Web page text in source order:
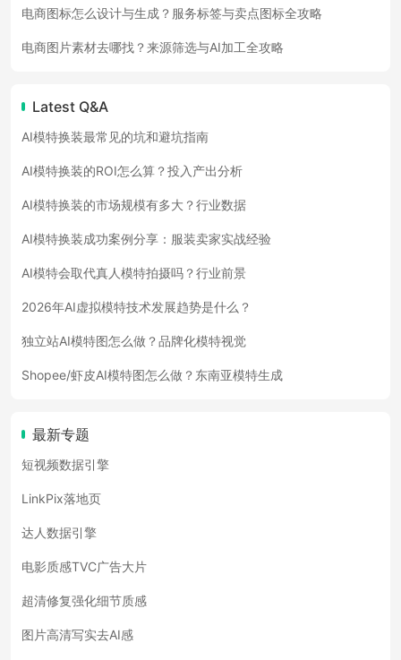
电商图标怎么设计与生成？服务标签与卖点图标全攻略
电商图片素材去哪找？来源筛选与AI加工全攻略
Latest Q&A
AI模特换装最常见的坑和避坑指南
AI模特换装的ROI怎么算？投入产出分析
AI模特换装的市场规模有多大？行业数据
AI模特换装成功案例分享：服装卖家实战经验
AI模特会取代真人模特拍摄吗？行业前景
2026年AI虚拟模特技术发展趋势是什么？
独立站AI模特图怎么做？品牌化模特视觉
Shopee/虾皮AI模特图怎么做？东南亚模特生成
最新专题
短视频数据引擎
LinkPix落地页
达人数据引擎
电影质感TVC广告大片
超清修复强化细节质感
图片高清写实去AI感